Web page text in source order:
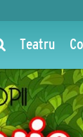
Teatru